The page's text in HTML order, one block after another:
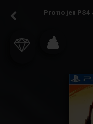
Promo jeu PS4